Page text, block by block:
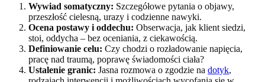
Wywiad somatyczny: Szczegółowe pytania o objawy,
przeszłość cielesną, urazy i codzienne nawyki.
Ocena postawy i oddechu: Obserwacja, jak klient siedzi,
stoi, oddycha – bez oceniania, z ciekawością.
Definiowanie celu: Czy chodzi o rozładowanie napięcia,
pracę nad traumą, poprawę świadomości ciała?
Ustalenie granic: Jasna rozmowa o zgodzie na dotyk,